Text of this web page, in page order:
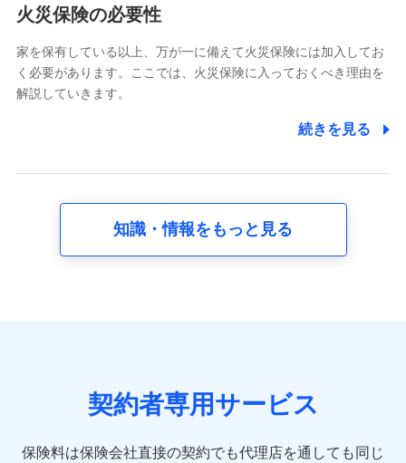
電話対応の品質向上およびお問合せ内容の正確な把握のため
6.採用応募者の個人情報
採用選考および入社手続を実施するため
8.取引先個人情報
取引先としての選定業務、営業情報の提供業務、契約締結手
10.受託業務の 個人情報
火災保険の必要性
家を保有している以上、万が一に備えて火災保険には加入してお
く必要があります。ここでは、火災保険に入っておくべき理由を
解説していきます。
続きを見る
知識・情報をもっと見る
契約者専用サービス
保険料は保険会社直接の契約でも代理店を通しても同じ